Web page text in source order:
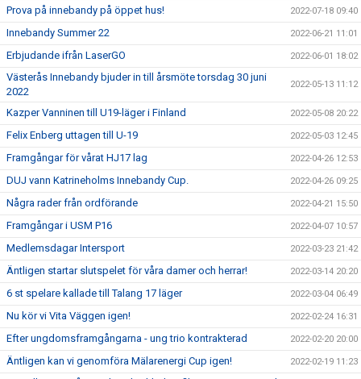
Prova på innebandy på öppet hus! 2022-07-18 09:40
Innebandy Summer 22 2022-06-21 11:01
Erbjudande ifrån LaserGO 2022-06-01 18:02
Västerås Innebandy bjuder in till årsmöte torsdag 30 juni
2022
2022-05-13 11:12
Kazper Vanninen till U19-läger i Finland 2022-05-08 20:22
Felix Enberg uttagen till U-19 2022-05-03 12:45
Framgångar för vårat HJ17 lag 2022-04-26 12:53
DUJ vann Katrineholms Innebandy Cup. 2022-04-26 09:25
Några rader från ordförande 2022-04-21 15:50
Framgångar i USM P16 2022-04-07 10:57
Medlemsdagar Intersport 2022-03-23 21:42
Äntligen startar slutspelet för våra damer och herrar! 2022-03-14 20:20
6 st spelare kallade till Talang 17 läger 2022-03-04 06:49
Nu kör vi Vita Väggen igen! 2022-02-24 16:31
Efter ungdomsframgångarna - ung trio kontrakterad 2022-02-20 20:00
Äntligen kan vi genomföra Mälarenergi Cup igen! 2022-02-19 11:23